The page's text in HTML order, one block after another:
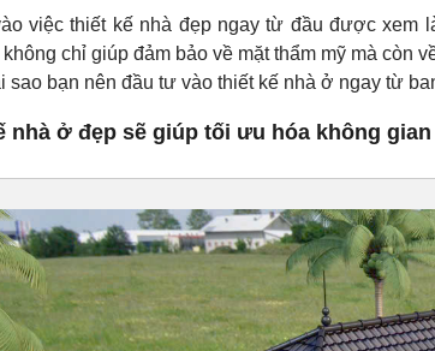
việc thiết kế nhà đẹp ngay từ đầu được xem
chỉ giúp đảm bảo về mặt thẩm mỹ mà còn
sao bạn nên đầu tư vào thiết kế nhà ở ngay từ
nhà ở đẹp sẽ giúp tối ưu hóa không